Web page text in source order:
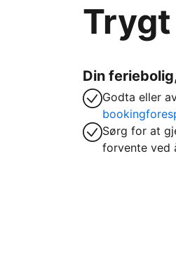
Din
Godta eller
Sørg for at
forvente ved